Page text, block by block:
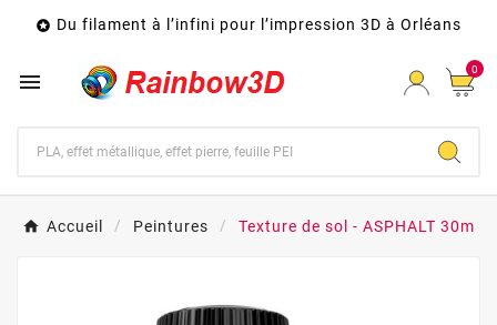
 Du filament à l’infini pour l’impression 3D à Orléans
 0
Accueil Peintures Texture de sol - ASPHALT 30m